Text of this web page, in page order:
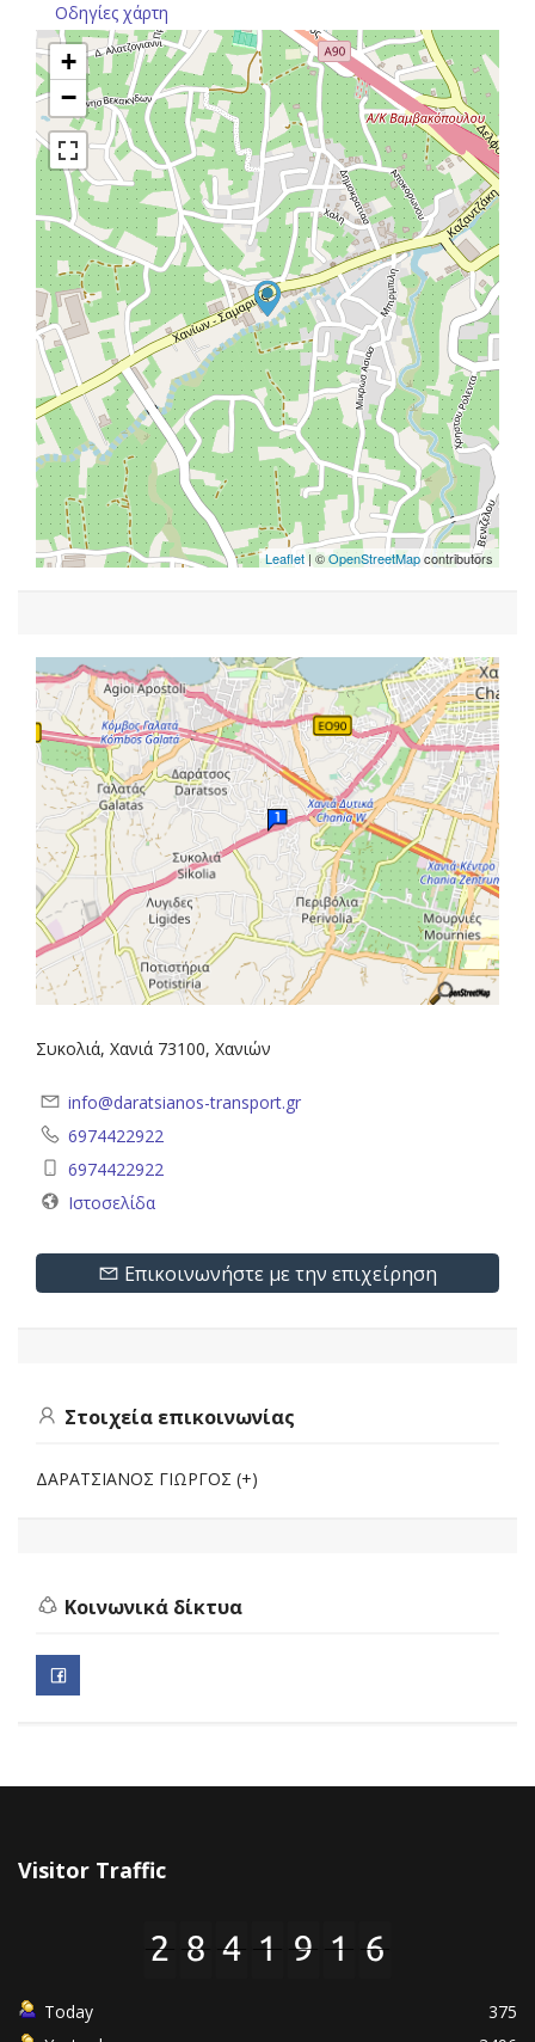
Οδηγίες χάρτη
+
−
Leaflet| ©OpenStreetMapcontributors
Συκολιά, Χανιά 73100, Χανιών
info@daratsianos-transport.gr
6974422922
6974422922
Ιστοσελίδα
Επικοινωνήστε με την επιχείρηση
Στοιχεία επικοινωνίας
ΔΑΡΑΤΣΙΑΝΟΣ ΓΙΩΡΓΟΣ (+)
Κοινωνικά δίκτυα
Visitor Traffic
Today
375